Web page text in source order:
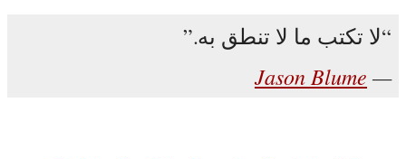
لا تكتب ما لا تنطق به.
Jason Blume